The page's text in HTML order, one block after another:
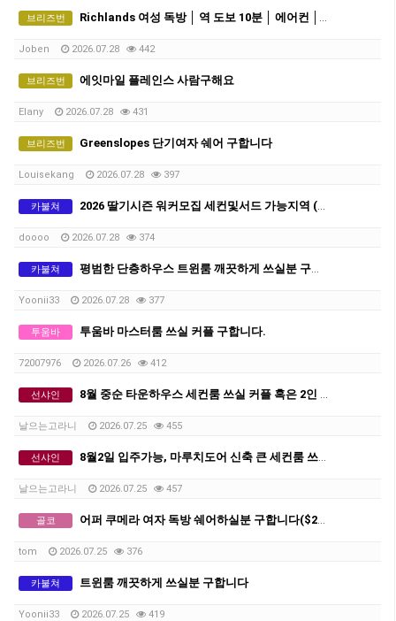
브리즈번 Richlands 여성 독방 │ 역 도보 10분 │ 에어컨 │ 모든 빌 포함 │ 주 $280 │ 단기-약3개월 거주 가능
Joben 2026.07.28 442
브리즈번 에잇마일 플레인스 사람구해요
Elany 2026.07.28 431
브리즈번 Greenslopes 단기여자 쉐어 구합니다
Louisekang 2026.07.28 397
카불쳐 2026 딸기시즌 워커모집 세컨및서드 가능지역 (QLD 브리즈번 근교)
doooo 2026.07.28 374
카불쳐 평범한 단층하우스 트윈룸 깨끗하게 쓰실분 구합니다
Yoonii33 2026.07.28 377
투움바 투움바 마스터룸 쓰실 커플 구합니다.
72007976 2026.07.26 412
선샤인 8월 중순 타운하우스 세컨룸 쓰실 커플 혹은 2인 쉐어생 구합니다.
날으는고라니 2026.07.25 455
선샤인 8월2일 입주가능, 마루치도어 신축 큰 세컨룸 쓰실 커플 혹은 2인 쉐어생 구합니다.
날으는고라니 2026.07.25 457
골코 어퍼 쿠메라 여자 독방 쉐어하실분 구합니다($230)
tom 2026.07.25 376
카불쳐 트윈룸 깨끗하게 쓰실분 구합니다
Yoonii33 2026.07.25 419